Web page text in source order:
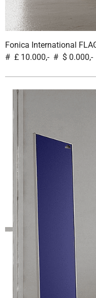
Fonica International
# £ 10.000,- # $ 0.000,-